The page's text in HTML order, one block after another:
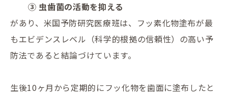
③ 虫歯菌の活動を抑える
があり、米国予防研究医療班は、フッ素化物塗布が最
もエビデンスレベル（科学的根拠の信頼性）の高い予
防法であると結論づけています。
生後10ヶ月から定期的にフッ化物を歯面に塗布したと